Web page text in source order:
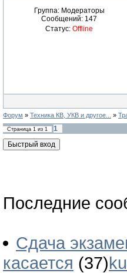
Группа: Модераторы
Сообщений: 147
Статус: Offline
Форум » Техника КВ, УКВ и другое... »
Страница 1 из 1 1
Последние
Сдача
касается (37)